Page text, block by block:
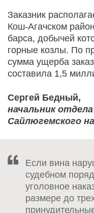
Заказник
Кош-Агачском
барса, добычей
горные козлы. По
сумма ущерба
составила 1,5
Сергей Бедный,
начальник
Сайлюгемского
Если вина
судебном
уголовное
размере до